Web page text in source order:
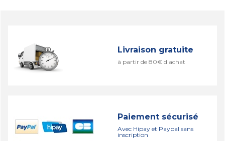
Livraison gratuite
à partir de 80€ d'achat
Paiement sécurisé
Avec Hipay et Paypal sans
inscription